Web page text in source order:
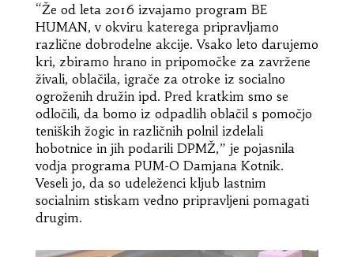
“Že od leta 2016 izvajamo program BE
HUMAN, v okviru katerega pripravljamo
različne dobrodelne akcije. Vsako leto darujemo
kri, zbiramo hrano in pripomočke za zavržene
živali, oblačila, igrače za otroke iz socialno
ogroženih družin ipd. Pred kratkim smo se
odločili, da bomo iz odpadlih oblačil s pomočjo
teniških žogic in različnih polnil izdelali
hobotnice in jih podarili DPMŽ,” je pojasnila
vodja programa PUM-O Damjana Kotnik.
Veseli jo, da so udeleženci kljub lastnim
socialnim stiskam vedno pripravljeni pomagati
drugim.